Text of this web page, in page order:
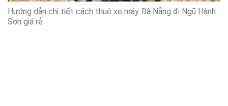
Hướng dẫn chi tiết cách thuê xe máy Đà Nẵng đi Ngũ Hành
Sơn giá rẻ